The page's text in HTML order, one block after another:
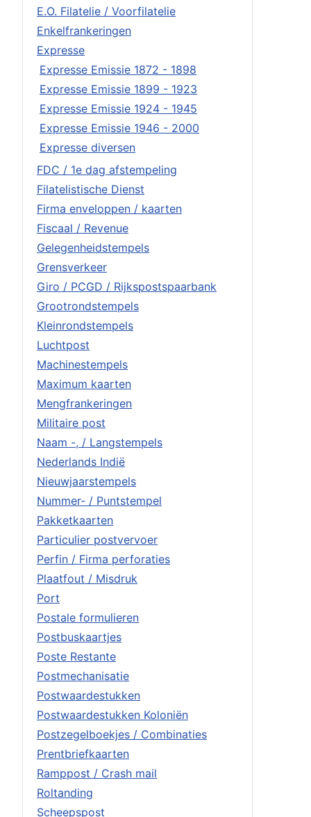
E.O. Filatelie / Voorfilatelie
Enkelfrankeringen
Expresse
Expresse Emissie 1872 - 1898
Expresse Emissie 1899 - 1923
Expresse Emissie 1924 - 1945
Expresse Emissie 1946 - 2000
Expresse diversen
FDC / 1e dag afstempeling
Filatelistische Dienst
Firma enveloppen / kaarten
Fiscaal / Revenue
Gelegenheidstempels
Grensverkeer
Giro / PCGD / Rijkspostspaarbank
Grootrondstempels
Kleinrondstempels
Luchtpost
Machinestempels
Maximum kaarten
Mengfrankeringen
Militaire post
Naam -, / Langstempels
Nederlands Indië
Nieuwjaarstempels
Nummer- / Puntstempel
Pakketkaarten
Particulier postvervoer
Perfin / Firma perforaties
Plaatfout / Misdruk
Port
Postale formulieren
Postbuskaartjes
Poste Restante
Postmechanisatie
Postwaardestukken
Postwaardestukken Koloniën
Postzegelboekjes / Combinaties
Prentbriefkaarten
Ramppost / Crash mail
Roltanding
Scheepspost